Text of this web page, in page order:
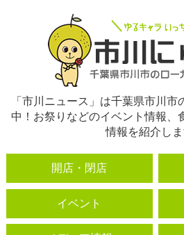
「市川ニュース」は千葉県市川
中！お祭りなどのイベント情報、
情報を紹介しま
開店・閉店
イベント